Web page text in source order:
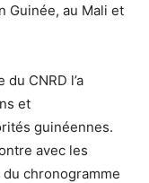
Guinée, au Mali et
CNRD l’a
et
guinéennes.
avec les
chronogramme